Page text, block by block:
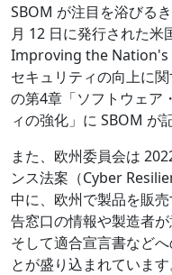
SBOM が注目を浴びる
月 12 日に発行された
Improving the Nation's
セキュリティの向上に
の第4章「ソフトウェア
ィの強化」に SBOM が
また、欧州委員会は
ンス法案（Cyber
中に、欧州で製品を販
告窓口の情報や製造者が
そして適合宣言書など
とが盛り込まれています